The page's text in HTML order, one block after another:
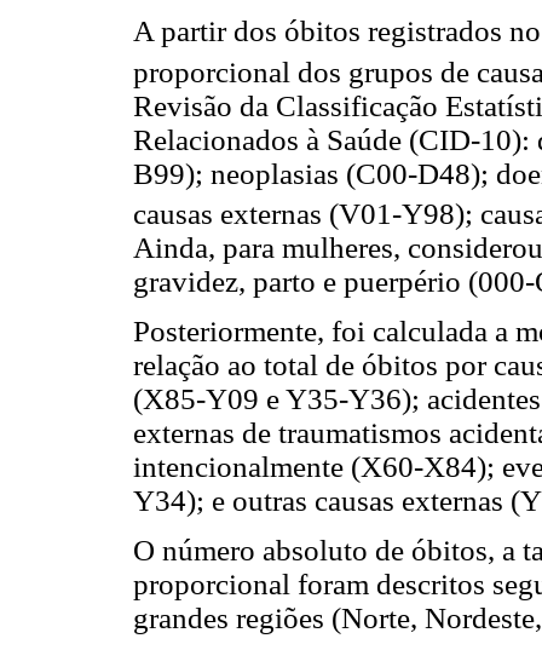
A partir dos óbitos registrados
proporcional dos grupos de
Revisão da Classificação
Relacionados à Saúde (CID-10):
B99); neoplasias (C00-D48);
causas externas (V01-Y98);
Ainda, para mulheres,
gravidez, parto e puerpério
Posteriormente, foi calculada a
relação ao total de óbitos por
(X85-Y09 e Y35-Y36);
externas de traumatismos
intencionalmente (X60-X84);
Y34); e outras causas externas
O número absoluto de óbitos, a
proporcional foram descritos
grandes regiões (Norte,